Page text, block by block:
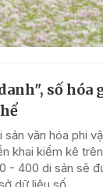
số hóa
văn hóa phi
khai kiểm kê
- 400 di sản sẽ